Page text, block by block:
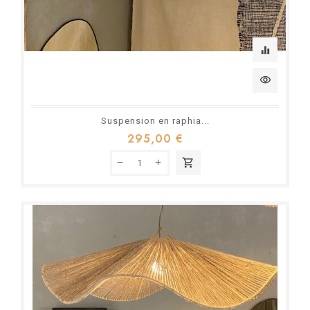
equalizer
visibility
Suspension en raphia...
295,00 €
shopping_cart